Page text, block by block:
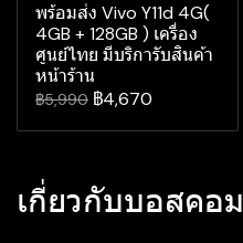
พร้อมส่ง Vivo Y11d 4G(
4GB + 128GB ) เครื่อง
ศูนย์ไทย มีบริการับสินค้า
หน้าร้าน
฿5,990 ฿4,670
เกี่ยวกับบอสคอม